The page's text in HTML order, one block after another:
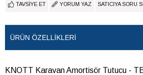
TAVSIYE ET YORUM YAZ SATICIYA SORU
ÜRÜN ÖZELLIKLERI
KNOTT Karavan Amortisör Tutucu -